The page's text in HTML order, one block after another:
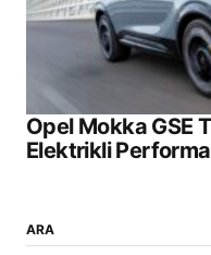
Opel Mokka GSE
Elektrikli
ARA